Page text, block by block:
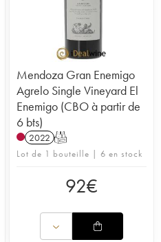
Mendoza Gran Enemigo
Agrelo Single Vineyard El
Enemigo (CBO à partir de
6 bts)
2022 T
Lot de 1 bouteille | 6 en stock
92€